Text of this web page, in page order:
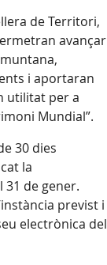
de Territori,
avançar
i aportaran
utilitat per a
Mundial”.
30 dies
la
31 de gener.
previst i
electrònica del